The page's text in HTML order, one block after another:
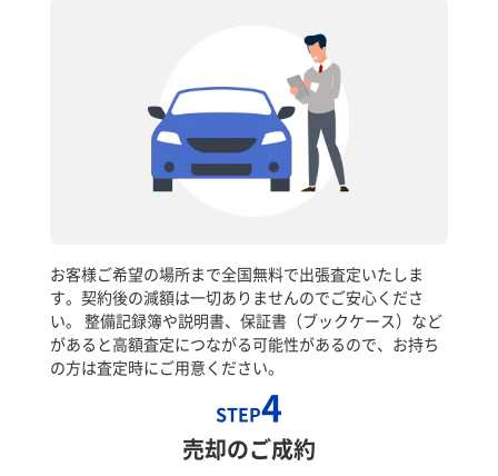
お客様ご希望の場所まで全国無料で出張査定いたしま
す。契約後の減額は一切ありませんのでご安心くださ
い。 整備記録簿や説明書、保証書（ブックケース）など
があると高額査定につながる可能性があるので、お持ち
の方は査定時にご用意ください。
STEP4
売却のご成約